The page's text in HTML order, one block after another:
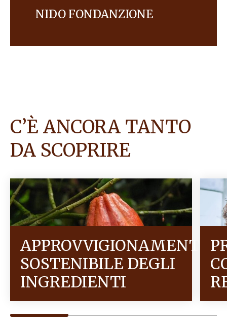
NIDO FONDANZIONE
C’È ANCORA TANTO
DA SCOPRIRE
APPROVVIGIONAMENTO
SOSTENIBILE DEGLI
INGREDIENTI